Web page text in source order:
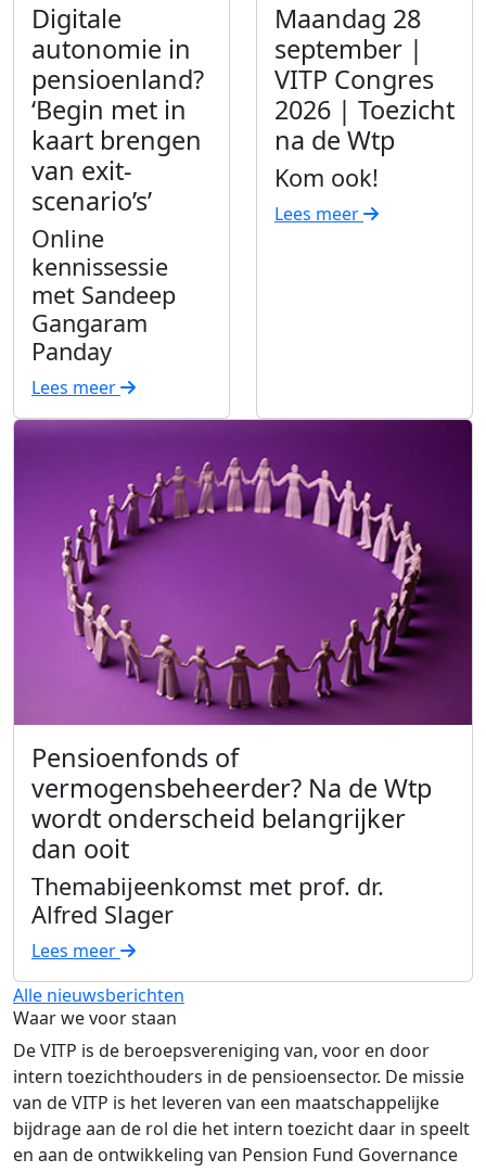
Digitale
autonomie in
pensioenland?
‘Begin met in
kaart brengen
van exit-
scenario’s’
Online
kennissessie
met Sandeep
Gangaram
Panday
Lees meer
Maandag 28
september |
VITP Congres
2026 | Toezicht
na de Wtp
Kom ook!
Lees meer
Pensioenfonds of
vermogensbeheerder? Na de Wtp
wordt onderscheid belangrijker
dan ooit
Themabijeenkomst met prof. dr.
Alfred Slager
Lees meer
Alle nieuwsberichten
Waar we voor staan
De VITP is de beroepsvereniging van, voor en door
intern toezichthouders in de pensioensector. De missie
van de VITP is het leveren van een maatschappelijke
bijdrage aan de rol die het intern toezicht daar in speelt
en aan de ontwikkeling van Pension Fund Governance